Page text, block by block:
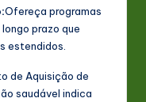
Ofereça programas
prazo que
estendidos.
de Aquisição de
saudável indica